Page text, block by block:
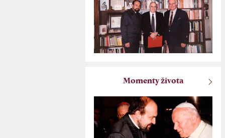
Momenty života